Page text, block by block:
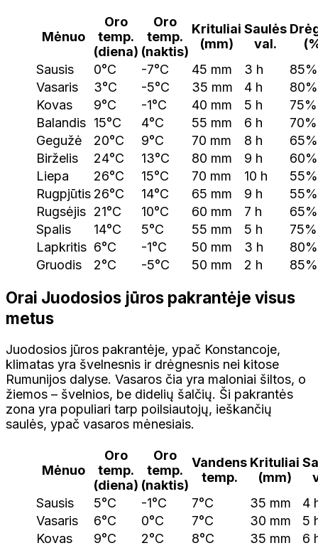
Mėnuo
Oro
temp.
(diena)
Oro
temp.
(naktis)
Krituliai
(mm)
Saulės
val.
Sausis
0°C -7°C 45 mm 3 h
85%
Vasaris
3°C -5°C 35 mm 4 h
80%
Kovas
9°C -1°C 40 mm 5 h
75%
Balandis 15°C 4°C 55 mm 6 h
70%
Gegužė
20°C 9°C 70 mm 8 h
65%
Birželis
24°C 13°C 80 mm 9 h
60%
Liepa
26°C 15°C 70 mm 10 h
55%
Rugpjūtis 26°C 14°C 65 mm 9 h
55%
Rugsėjis 21°C 10°C 60 mm 7 h
65%
Spalis
14°C 5°C 55 mm 5 h
75%
Lapkritis 6°C -1°C 50 mm 3 h
80%
Gruodis
2°C -5°C 50 mm 2 h 85%
Orai Juodosios jūros pakrantėje visus
metus
Juodosios jūros pakrantėje, ypač Konstancoje,
klimatas yra švelnesnis ir drėgnesnis nei kitose
Rumunijos dalyse. Vasaros čia yra maloniai šiltos, o
žiemos – švelnios, be didelių šalčių. Ši pakrantės
zona yra populiari tarp poilsiautojų, ieškančių
saulės, ypač vasaros mėnesiais.
Mėnuo
Oro
temp.
(diena)
Oro
temp.
(naktis)
Vandens
temp.
Krituliai
(mm)
Sausis
5°C -1°C 7°C 35 mm
4
Vasaris
6°C 0°C 7°C 30 mm
5
Kovas
9°C 2°C 8°C 35 mm
6